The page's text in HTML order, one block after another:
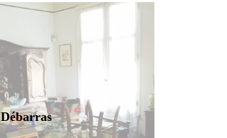
Débarras